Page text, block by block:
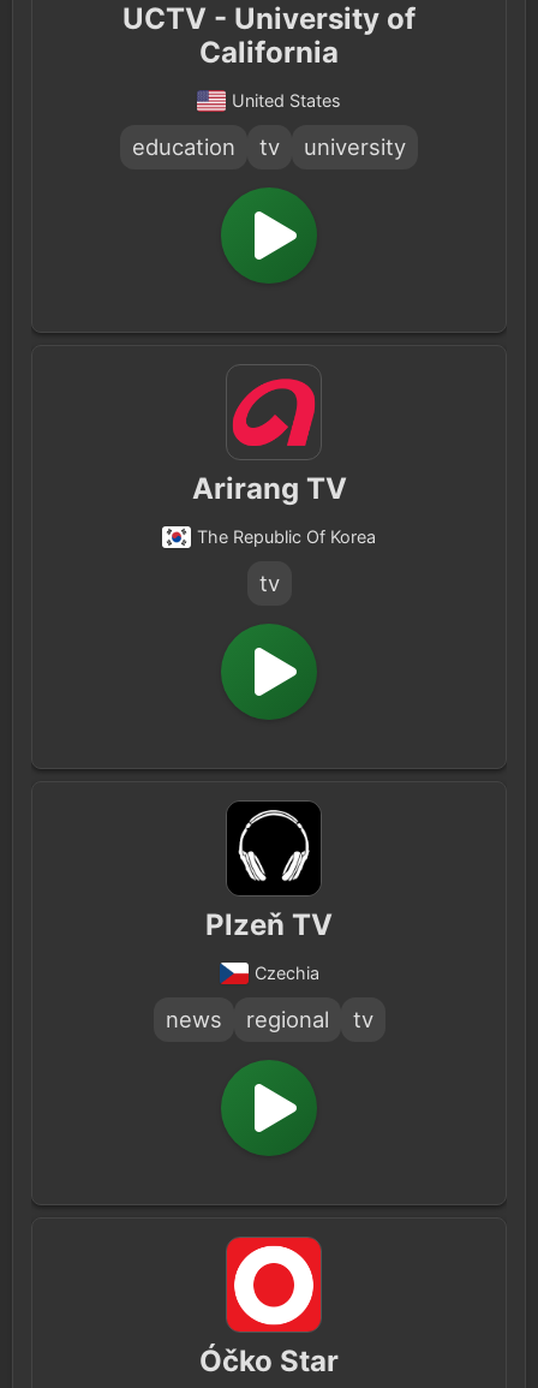
UCTV - University of
California
United States
education tv university
Arirang TV
The Republic Of Korea
tv
Plzeň TV
Czechia
news regional tv
Óčko Star